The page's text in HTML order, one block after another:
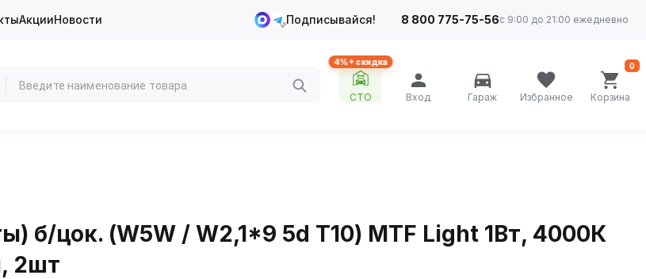
АкцииНовости Подписывайся! 8 800 775-75-56с 9:00 до 21:00 ежедневно
4%+ скидка
СТО Вход Гараж Избранное Корзина
0
б/цок. (W5W / W2,1*9 5d T10) MTF Light 1Вт, 4000К
2шт